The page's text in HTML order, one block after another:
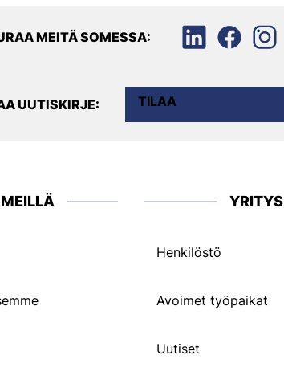
MEITÄ SOMESSA:
UUTISKIRJE: TILAA
YRITYS
Henkilöstö
Avoimet työpaikat
Uutiset